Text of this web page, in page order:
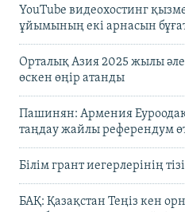
YouTube видеохостинг
ұйымының екі арнасын
Орталық Азия 2025 жылы
өскен өңір атанды
Пашинян: Армения
таңдау жайлы референдум
Білім грант иегерлерінің
БАҚ: Қазақстан Теңіз кен